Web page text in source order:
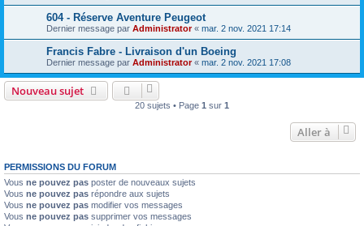
604 - Réserve Aventure Peugeot
Dernier message par Administrator« mar. 2 nov. 2021 17:14
Francis Fabre - Livraison d'un Boeing
Dernier message par Administrator« mar. 2 nov. 2021 17:08
Nouveau sujet
20 sujets • Page 1 sur 1
Aller à
PERMISSIONS DU FORUM
Vous ne pouvez pas poster de nouveaux sujets
Vous ne pouvez pas répondre aux sujets
Vous ne pouvez pas modifier vos messages
Vous ne pouvez pas supprimer vos messages